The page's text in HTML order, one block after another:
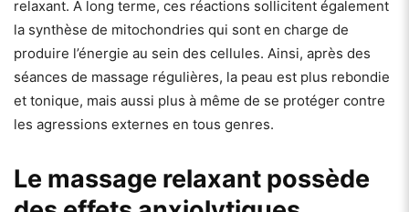
relaxant. À long terme, ces réactions sollicitent également
la synthèse de mitochondries qui sont en charge de
produire l’énergie au sein des cellules. Ainsi, après des
séances de massage régulières, la peau est plus rebondie
et tonique, mais aussi plus à même de se protéger contre
les agressions externes en tous genres.
Le massage relaxant possède